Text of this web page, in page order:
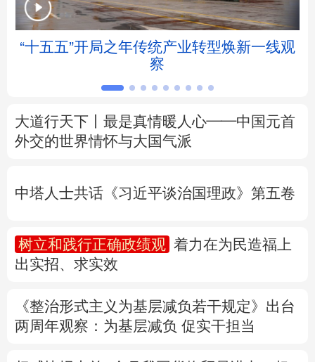
浙江 安徽 福建 江西
四川 贵州 云南
多语种频道
English Español Français عربى
“十五五”开局之年传统产业转型焕新一线观
察
大道行天下丨最是真情暖人心——中国元首
外交的世界情怀与大国气派
中塔人士共话《习近平谈治国理政》第五卷
树立和践行正确政绩观
着力在为民造福上
出实招、求实效
《整治形式主义为基层减负若干规定》出台
两周年观察 ：为基层减负 促实干担当